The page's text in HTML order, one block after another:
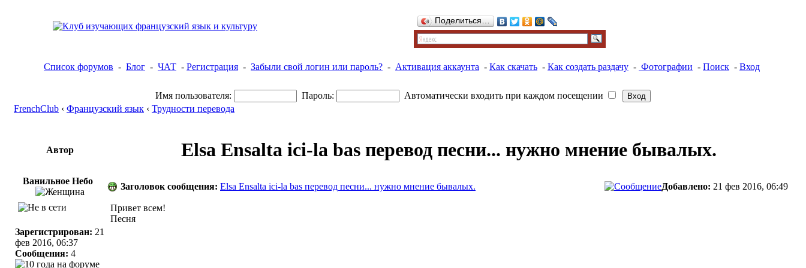
Поделиться…
Список форумов - Блог - ЧАТ - Регистрация - Забыли свой логин или пароль? - Активация аккаунта - Как скачать - Как создать раздачу - Фотографии - Поиск - Вход
Имя пользователя: Пароль:
Автоматически входить при каждом посещении
FrenchClub ‹ Французский язык ‹ Трудности перевода
Автор Elsa Ensalta ici-la bas перевод песни... нужно мнение бывалых.
Ванильное Небо
Заголовок сообщения: Elsa Ensalta ici-la bas перевод песни... нужно мнение бывалых. Добавлено: 21 фев 2016, 06:49
Зарегистрирован: 21
фев 2016, 06:37
Сообщения: 4
Привет всем!
Песня